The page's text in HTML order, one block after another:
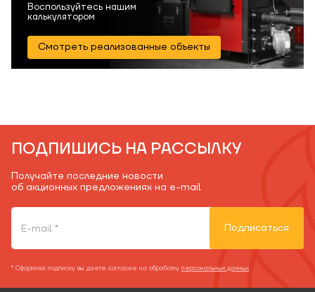
Воспользуйтесь нашим
калькулятором
Смотреть реализованные объекты
ПОДПИШИСЬ НА РАССЫЛКУ
Получайте последние новости
об акционных предложениях на e-mail
Подписаться
* Оформляя подписку вы даете согласие на обработку персональных данных